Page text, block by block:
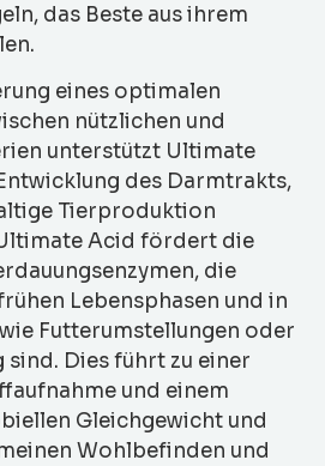
das Beste aus ihrem
eines optimalen
nützlichen und
unterstützt Ultimate
des Darmtrakts,
Tierproduktion
Acid fördert die
die
Lebensphasen und in
Futterumstellungen oder
sind. Dies führt zu einer
und einem
Gleichgewicht und
Wohlbefinden und